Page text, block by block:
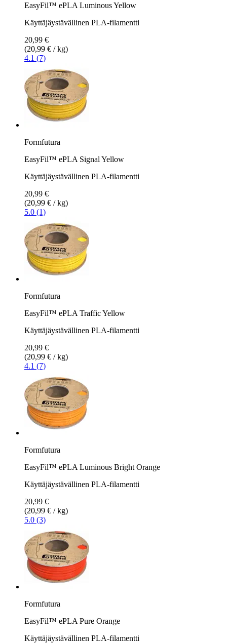
EasyFil™ ePLA Luminous Yellow
Käyttäjäystävällinen PLA-filamentti
20,99 €
(20,99 € / kg)
4.1 (7)
Formfutura
EasyFil™ ePLA Signal Yellow
Käyttäjäystävällinen PLA-filamentti
20,99 €
(20,99 € / kg)
5.0 (1)
Formfutura
EasyFil™ ePLA Traffic Yellow
Käyttäjäystävällinen PLA-filamentti
20,99 €
(20,99 € / kg)
4.1 (7)
Formfutura
EasyFil™ ePLA Luminous Bright Orange
Käyttäjäystävällinen PLA-filamentti
20,99 €
(20,99 € / kg)
5.0 (3)
Formfutura
EasyFil™ ePLA Pure Orange
Käyttäjäystävällinen PLA-filamentti